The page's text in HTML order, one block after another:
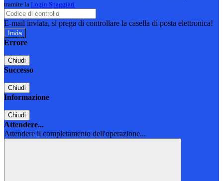
tramite la Login Spaggiari
E-mail inviata, si prega di controllare la casella di posta elettronica!
Errore
Chiudi
Successo
Chiudi
Informazione
Chiudi
Attendere...
Attendere il completamento dell'operazione...